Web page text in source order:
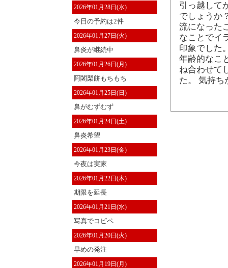
2026年01月28日(水)
今日の予約は2件
2026年01月27日(火)
鼻炎が継続中
2026年01月26日(月)
阿闍梨餅もちもち
2026年01月25日(日)
鼻がむずむず
2026年01月24日(土)
鼻炎希望
2026年01月23日(金)
今夜は実家
2026年01月22日(木)
期限を延長
2026年01月21日(水)
写真でコピペ
2026年01月20日(火)
早めの発注
2026年01月19日(月)
引っ越して
でしょうか
流になった
なことでイ
印象でした
年齢的なこ
ね合わせて
た。 気持ち